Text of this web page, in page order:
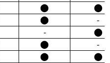
⬤
⬤
⬤
-
-
⬤
⬤
-
⬤
⬤